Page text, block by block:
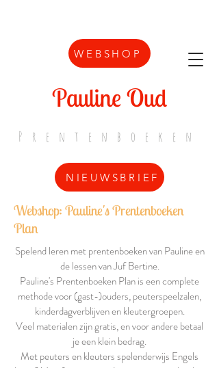
Pauline Oud
Prentenboeken
NIEUWSBRIEF
WEBSHOP
Webshop: Pauline's Prentenboeken
Plan
Spelend leren met prentenboeken van Pauline en
de lessen van Juf Bertine.
Pauline's Prentenboeken Plan is een complete
methode voor (gast-)ouders, peuterspeelzalen,
kinderdagverblijven en kleutergroepen.
Veel materialen zijn gratis, en voor andere betaal
je een klein bedrag.
Met peuters en kleuters spelenderwijs Engels